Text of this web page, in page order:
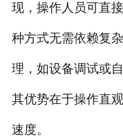
现，操作人员可直
种方式无需依赖复
理，如设备调试或
其优势在于操作直
速度。